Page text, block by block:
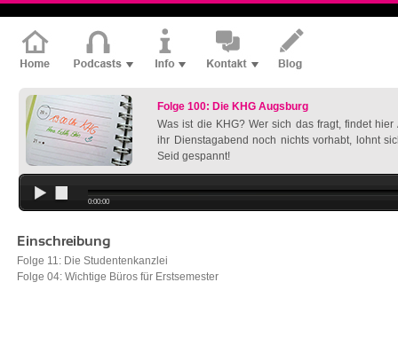
Folge 100: Die KHG Augsburg
Was ist die KHG? Wer sich das fragt, findet hier
ihr Dienstagabend noch nichts vorhabt, lohnt
Seid gespannt!
0:00:00
Einschreibung
Folge 11: Die Studentenkanzlei
Folge 04: Wichtige Büros für Erstsemester